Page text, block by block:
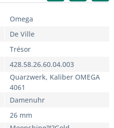
Omega
De Ville
Trésor
428.58.26.60.04.003
Quarzwerk, Kaliber OMEGA
4061
Damenuhr
26 mm